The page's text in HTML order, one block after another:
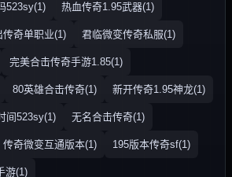
523sy(1) 热血传奇1.95武器(1)
传奇单职业(1) 君临微变传奇私服(1)
完美合击传奇手游1.85(1)
80英雄合击传奇(1) 新开传奇1.95神龙(1)
间523sy(1) 无名合击传奇(1)
传奇微变互通版本(1) 195版本传奇sf(1)
游(1)